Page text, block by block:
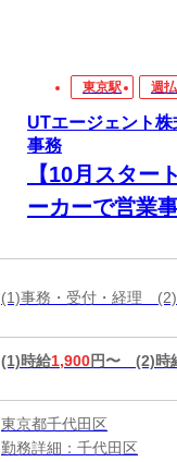
東京駅 週
UTエージェント
事務
【10月スタ
ーカーで営業
(1)事務・受付・経理
(1)時給1,900円〜 (2)時
東京都千代田区
勤務詳細：千代田区